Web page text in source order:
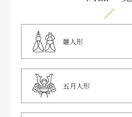
雛人形
五月人形